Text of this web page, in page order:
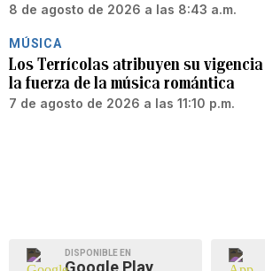
8 de agosto de 2026 a las 8:43 a.m.
MÚSICA
Los Terrícolas atribuyen su vigencia
la fuerza de la música romántica
7 de agosto de 2026 a las 11:10 p.m.
DISPONIBLE EN
Google Play